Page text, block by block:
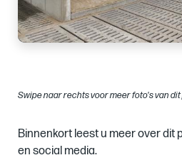
Swipe naar rechts voor meer foto's van
Binnenkort leest u meer over dit
en social media.